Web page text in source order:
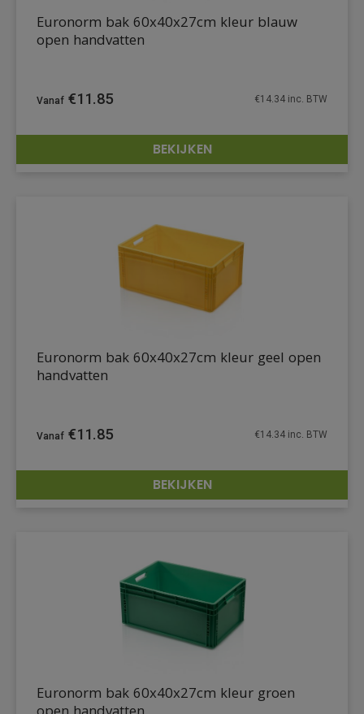
DETAILS
Euronorm bak 60x40x27cm kleur blauw
open handvatten
€11.85 €14.34 inc. BTW
BEKIJKEN
DETAILS
Euronorm bak 60x40x27cm kleur geel open
handvatten
€11.85 €14.34 inc. BTW
BEKIJKEN
Euronorm bak 60x40x27cm kleur groen